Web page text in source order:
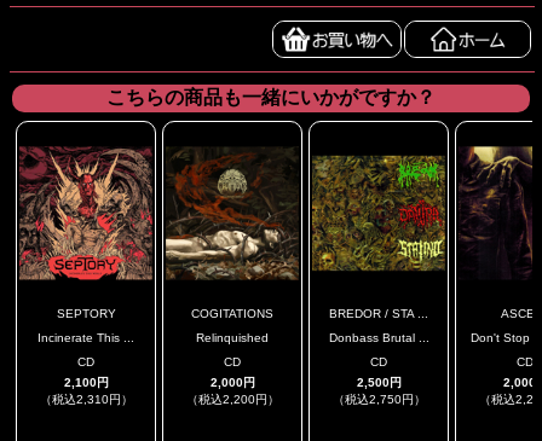
こちらの商品も一緒にいかがですか？
SEPTORY
Incinerate This ...
CD
2,100円
（税込2,310円）
COGITATIONS
Relinquished
CD
2,000円
（税込2,200円）
BREDOR / STA ...
Donbass Brutal ...
CD
2,500円
（税込2,750円）
Don't Stop
CD
2,000
（税込